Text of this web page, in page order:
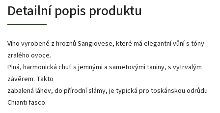
Detailní popis produktu
Víno vyrobené z hroznů Sangiovese, které má elegantní vůní s tóny
zralého ovoce.
Plná, harmonická chuť s jemnými a sametovými taniny, s vytrvalým
závěrem. Takto
zabalená láhev, do přírodní slámy, je typická pro toskánskou odrůdu
Chianti fasco.